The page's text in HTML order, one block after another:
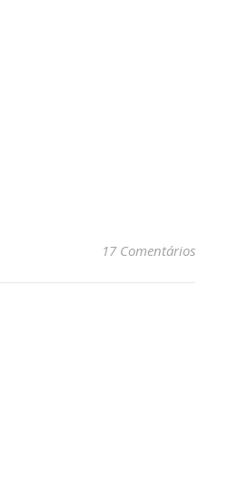
17 Comentários